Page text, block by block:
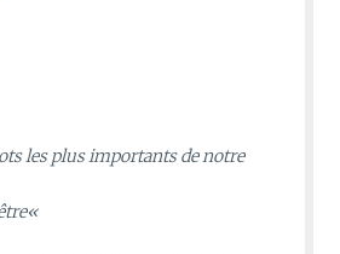
les plus importants de notre
«